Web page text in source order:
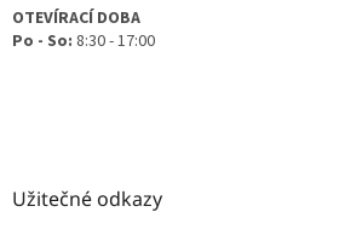
OTEVÍRACÍ DOBA
Po - So: 8:30 - 17:00
Užitečné odkazy